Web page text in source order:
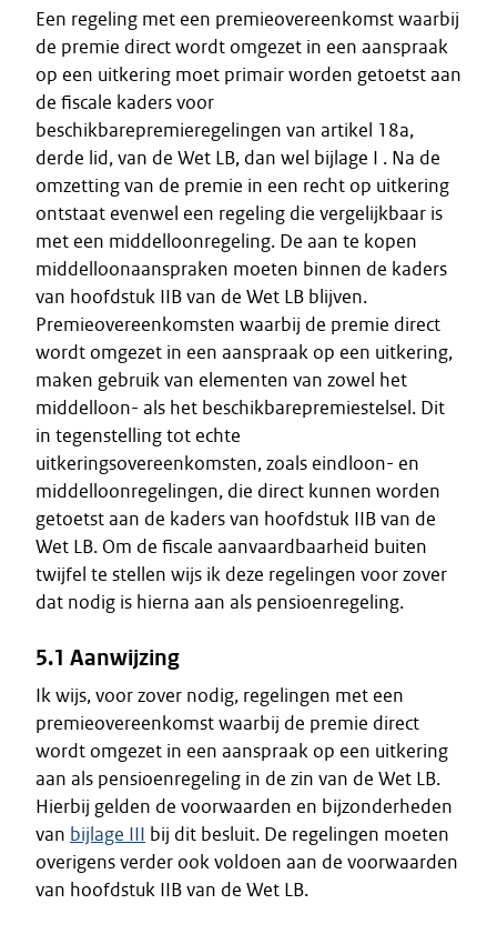
Een regeling met een premieovereenkomst waarbij
de premie direct wordt omgezet in een aanspraak
op een uitkering moet primair worden getoetst aan
de fiscale kaders voor
beschikbarepremieregelingen van artikel 18a,
derde lid, van de Wet LB, dan wel bijlage I . Na de
omzetting van de premie in een recht op uitkering
ontstaat evenwel een regeling die vergelijkbaar is
met een middelloonregeling. De aan te kopen
middelloonaanspraken moeten binnen de kaders
van hoofdstuk IIB van de Wet LB blijven.
Premieovereenkomsten waarbij de premie direct
wordt omgezet in een aanspraak op een uitkering,
maken gebruik van elementen van zowel het
middelloon- als het beschikbarepremiestelsel. Dit
in tegenstelling tot echte
uitkeringsovereenkomsten, zoals eindloon- en
middelloonregelingen, die direct kunnen worden
getoetst aan de kaders van hoofdstuk IIB van de
Wet LB. Om de fiscale aanvaardbaarheid buiten
twijfel te stellen wijs ik deze regelingen voor zover
dat nodig is hierna aan als pensioenregeling.
5.1 Aanwijzing
Ik wijs, voor zover nodig, regelingen met een
premieovereenkomst waarbij de premie direct
wordt omgezet in een aanspraak op een uitkering
aan als pensioenregeling in de zin van de Wet LB.
Hierbij gelden de voorwaarden en bijzonderheden
van bijlage III bij dit besluit. De regelingen moeten
overigens verder ook voldoen aan de voorwaarden
van hoofdstuk IIB van de Wet LB.